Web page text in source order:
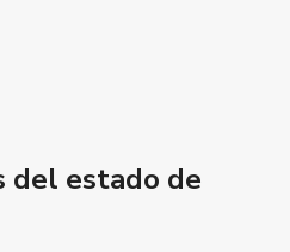
del estado de